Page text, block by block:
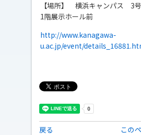
【場所】 横浜キャンパス 3号
1階展示ホール前
http://www.kanagawa-
u.ac.jp/event/
戻る この